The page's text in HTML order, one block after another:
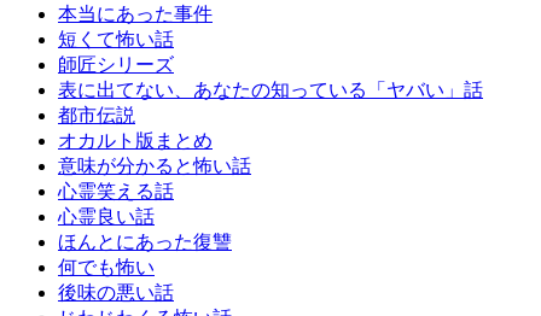
本当にあった事件
短くて怖い話
師匠シリーズ
表に出てない、あなたの知っている「ヤバい」話
都市伝説
オカルト版まとめ
意味が分かると怖い話
心霊笑える話
心霊良い話
ほんとにあった復讐
何でも怖い
後味の悪い話